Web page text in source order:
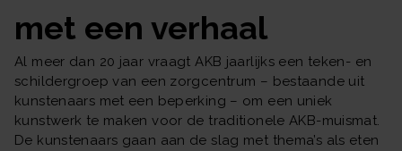
met een verhaal
Al meer dan 20 jaar vraagt AKB jaarlijks een teken- en
schildergroep van een zorgcentrum – bestaande uit
kunstenaars met een beperking – om een uniek
kunstwerk te maken voor de traditionele AKB-muismat.
De kunstenaars gaan aan de slag met thema’s als eten